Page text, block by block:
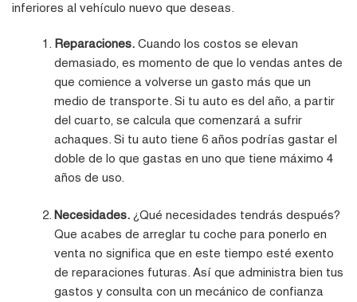
inferiores al vehículo nuevo que deseas.
Reparaciones. Cuando los costos se elevan
demasiado, es momento de que lo vendas antes de
que comience a volverse un gasto más que un
medio de transporte. Si tu auto es del año, a partir
del cuarto, se calcula que comenzará a sufrir
achaques. Si tu auto tiene 6 años podrías gastar el
doble de lo que gastas en uno que tiene máximo 4
años de uso.
Necesidades. ¿Qué necesidades tendrás después?
Que acabes de arreglar tu coche para ponerlo en
venta no significa que en este tiempo esté exento
de reparaciones futuras. Así que administra bien tus
gastos y consulta con un mecánico de confianza